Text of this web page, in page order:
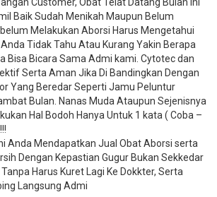
Baik Sudah Menikah Maupun Belum
Melakukan Aborsi Harus Mengetahui
Tidak Tahu Atau Kurang Yakin Berapa
Bisa Bicara Sama Admi kami. Cytotec dan
Serta Aman Jika Di Bandingkan Dengan
Yang Beredar Seperti Jamu Peluntur
Bulan. Nanas Muda Ataupun Sejenisnya
Hal Bodoh Hanya Untuk 1 kata ( Coba –
Anda Mendapatkan Jual Obat Aborsi serta
Dengan Kepastian Gugur Bukan Sekkedar
Harus Kuret Lagi Ke Dokkter, Serta
Langsung Admi